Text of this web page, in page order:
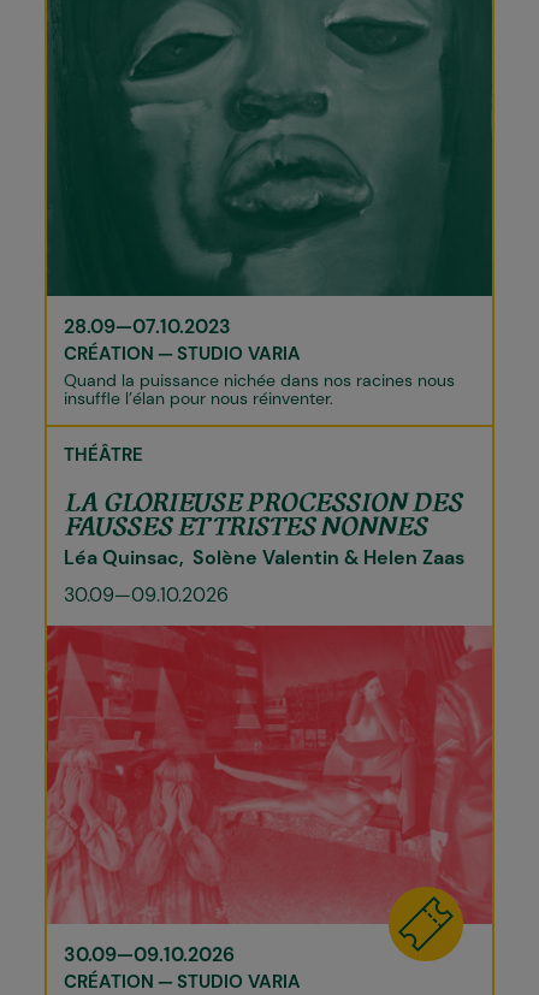
28.09—07.10.2023
CRÉATION STUDIO VARIA
Quand la puissance nichée dans nos racines nous
insuffle l’élan pour nous réinventer.
THÉÂTRE
LA GLORIEUSE PROCESSION DES
FAUSSES ET TRISTES NONNES
Léa Quinsac
Solène Valentin & Helen Zaas
30.09—09.10.2026
30.09—09.10.2026
CRÉATION STUDIO VARIA